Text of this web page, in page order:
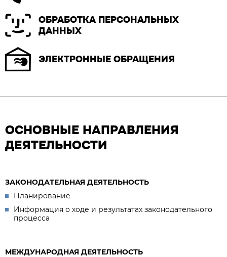
ОБРАБОТКА ПЕРСОНАЛЬНЫХ
ДАННЫХ
ЭЛЕКТРОННЫЕ ОБРАЩЕНИЯ
ОСНОВНЫЕ НАПРАВЛЕНИЯ
ДЕЯТЕЛЬНОСТИ
ЗАКОНОДАТЕЛЬНАЯ ДЕЯТЕЛЬНОСТЬ
Планирование
Информация о ходе и результатах законодательного
процесса
МЕЖДУНАРОДНАЯ ДЕЯТЕЛЬНОСТЬ